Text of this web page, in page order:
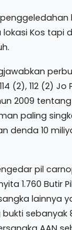
Kos tapi
(2), 112 (2) Jo
2009
paling
denda 10
pil
1.760 Butir
lainnya
sebanyak